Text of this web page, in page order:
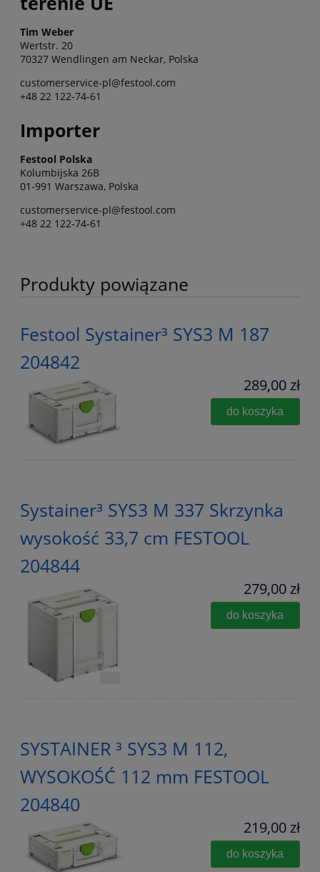
Tim Weber
Wertstr. 20
70327 Wendlingen am Neckar, Polska
customerservice-pl@festool.com
+48 22 122-74-61
Importer
Festool Polska
Kolumbijska 26B
01-991 Warszawa, Polska
customerservice-pl@festool.com
+48 22 122-74-61
Produkty powiązane
Festool Systainer³ SYS3 M 187
204842
289,00 zł
do koszyka
Systainer³ SYS3 M 337 Skrzynka
wysokość 33,7 cm FESTOOL
204844
279,00 zł
do koszyka
SYSTAINER ³ SYS3 M 112,
WYSOKOŚĆ 112 mm FESTOOL
204840
219,00 zł
do koszyka